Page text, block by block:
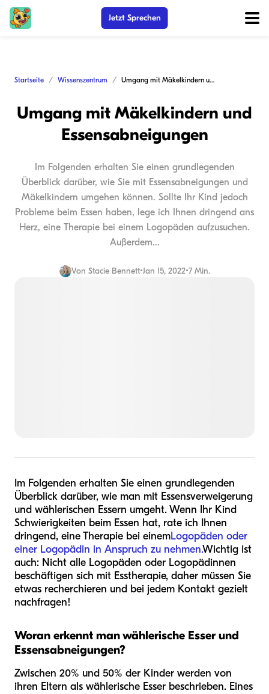
Jetzt Sprechen
Startseite Wissenszentrum Umgang mit Mäkelkindern und Essensabneigungen
Umgang mit Mäkelkindern und
Essensabneigungen
Im Folgenden erhalten Sie einen grundlegenden
Überblick darüber, wie Sie mit Essensabneigungen und
Mäkelkindern umgehen können. Sollte Ihr Kind jedoch
Probleme beim Essen haben, lege ich Ihnen dringend ans
Herz, eine Therapie bei einem Logopäden aufzusuchen.
Außerdem...
Von Stacie Bennett•Jan 15, 2022•7 Min.
Im Folgenden erhalten Sie einen grundlegenden
Überblick darüber, wie man mit Essensverweigerung
und wählerischen Essern umgeht. Wenn Ihr Kind
Schwierigkeiten beim Essen hat, rate ich Ihnen
dringend, eine Therapie bei einemLogopäden oder
einer Logopädin in Anspruch zu nehmen.Wichtig ist
auch: Nicht alle Logopäden oder Logopädinnen
beschäftigen sich mit Esstherapie, daher müssen Sie
etwas recherchieren und bei jedem Kontakt gezielt
nachfragen!
Woran erkennt man wählerische Esser und
Essensabneigungen?
Zwischen 20% und 50% der Kinder werden von
ihren Eltern als wählerische Esser beschrieben. Eines